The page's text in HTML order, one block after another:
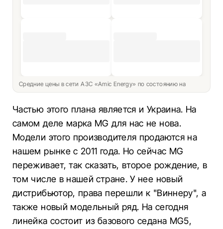
Средние цены в сети АЗС «Amic Energy» по состоянию на
Частью этого плана является и Украина. На
самом деле марка MG для нас не нова.
Модели этого производителя продаются на
нашем рынке с 2011 года. Но сейчас MG
переживает, так сказать, второе рождение, в
том числе в нашей стране. У нее новый
дистрибьютор, права перешли к "Виннеру", а
также новый модельный ряд. На сегодня
линейка состоит из базового седана MG5,